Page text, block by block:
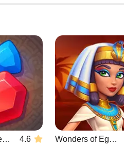
Jewels Blitz Legends 4.6 Wonders of Egypt Match 2